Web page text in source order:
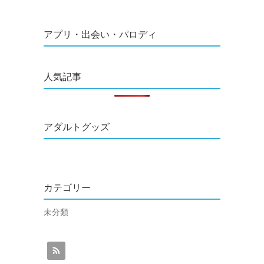
アプリ・出会い・パロディ
人気記事
アダルトグッズ
カテゴリー
未分類